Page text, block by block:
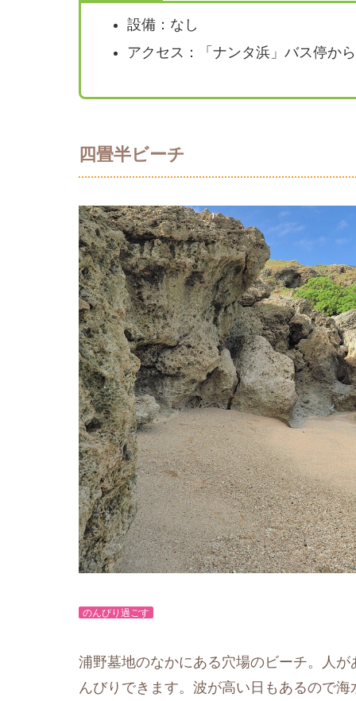
設備：なし
アクセス：「ナンタ浜」バス停か
四畳半ビーチ
のんびり過ごす
浦野墓地のなかにある穴場のビーチ。人
んびりできます。波が高い日もあるので